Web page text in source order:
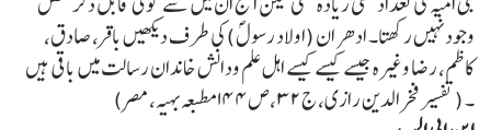
وجود نہیں رکھتا۔ ادھر ان (اولاد رسولؐ) کی طرف دیکھیں باقر، صادق،
کاظم، رضا وغیرہ جیسے کیسے کیسے اہل علم ودانش خاندان رسالت میں باقی ہیں
۔ (تفسیر فخرالدین رازی، ج ۳۲،ص۱۴۴ مطبعہ بہیہ، مصر)